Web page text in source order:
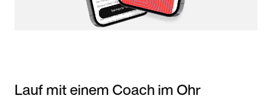
Lauf mit einem Coach im Ohr